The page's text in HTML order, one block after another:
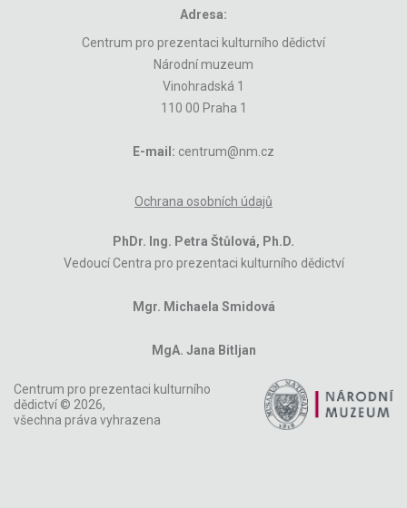
Adresa:
Centrum pro prezentaci kulturního dědictví
Národní muzeum
Vinohradská 1
110 00 Praha 1
E-mail: centrum@nm.cz
Ochrana osobních údajů
PhDr. Ing. Petra Štůlová, Ph.D.
Vedoucí Centra pro prezentaci kulturního dědictví
Mgr. Michaela Smidová
MgA. Jana Bitljan
Centrum pro prezentaci kulturního
dědictví © 2026,
všechna práva vyhrazena